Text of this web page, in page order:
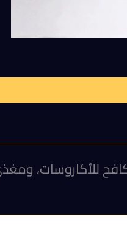
ومغذي